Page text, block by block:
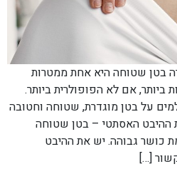
בטן שטוחה היא אחת ממטרות
ביותר, אם לא הפופולרית ביותר.
על בטן מוגדרת, שטוחה וחטובה
ההיבט האסתטי – בטן שטוחה
כושר גבוהה. יש את ההיבט
[…]